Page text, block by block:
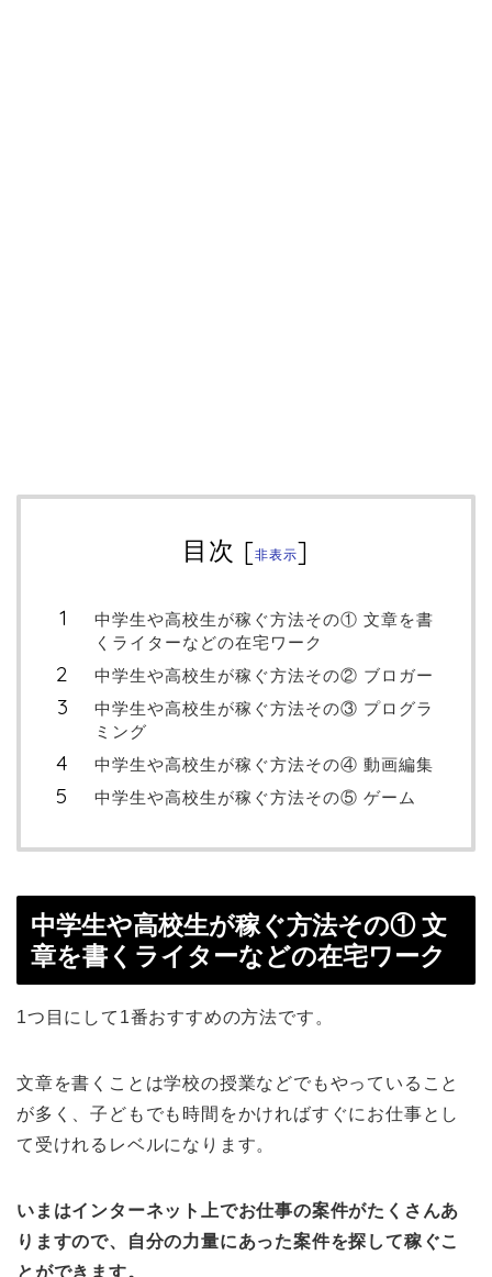
目次 [非表示]
中学生や高校生が稼ぐ方法その① 文章を書
くライターなどの在宅ワーク
中学生や高校生が稼ぐ方法その② ブロガー
中学生や高校生が稼ぐ方法その③ プログラ
ミング
中学生や高校生が稼ぐ方法その④ 動画編集
中学生や高校生が稼ぐ方法その⑤ ゲーム
中学生や高校生が稼ぐ方法その① 文
章を書くライターなどの在宅ワーク
1つ目にして1番おすすめの方法です。
文章を書くことは学校の授業などでもやっていること
が多く、子どもでも時間をかければすぐにお仕事とし
て受けれるレベルになります。
いまはインターネット上でお仕事の案件がたくさんあ
りますので、自分の力量にあった案件を探して稼ぐこ
とができます。